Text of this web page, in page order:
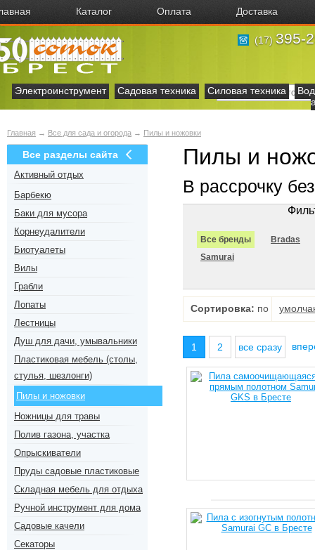
Каталог Оплата Доставка
(17) 395-
Электроинструмент Садовая техника Силовая техника
Главная → Все для сада и огорода → Пилы и ножовки
Все разделы сайта
Активный отдых
Барбекю
Баки для мусора
Корнеудалители
Биотуалеты
Вилы
Грабли
Лопаты
Лестницы
Душ для дачи, умывальники
Пластиковая мебель (столы,
стулья, шезлонги)
Пилы и ножовки
Ножницы для травы
Полив газона, участка
Опрыскиватели
Пруды садовые пластиковые
Складная мебель для отдыха
Ручной инструмент для дома
Садовые качели
Секаторы
Пилы и
В рассрочку
Все бренды
Bradas
Samurai
Сортировка: по
1 2 все сразу